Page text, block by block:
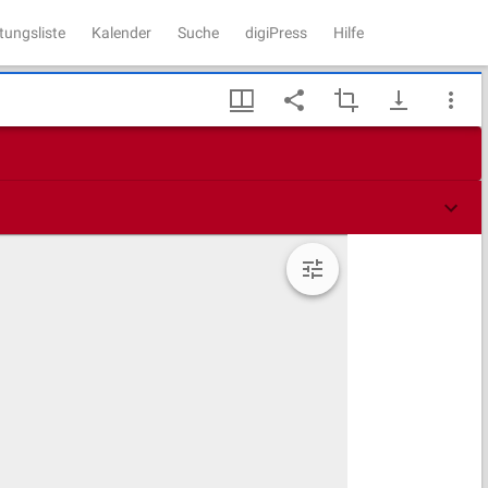
Kalender Suche digiPress Hilfe